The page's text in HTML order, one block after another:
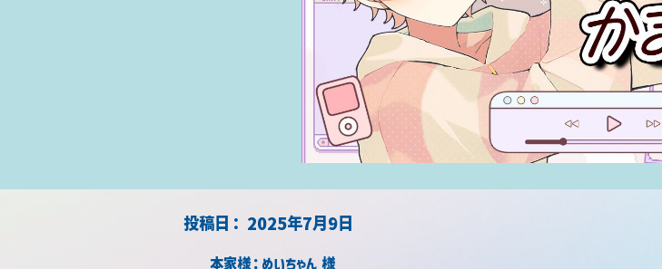
2025年7月9日
​投稿日：
本家様：めいちゃん 様